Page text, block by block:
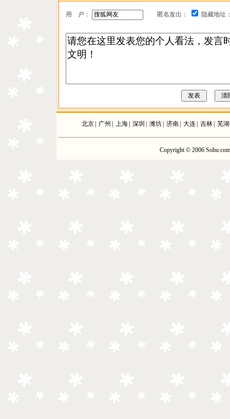
用 户： 匿名发出： 隐藏地址
北京 广州 上海 深圳 潍坊 济南 大连 吉林 芜湖
Copyright © 2006